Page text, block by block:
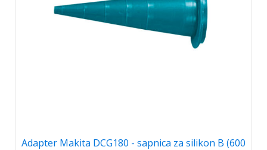
Adapter Makita DCG180 - sapnica za silikon B (600